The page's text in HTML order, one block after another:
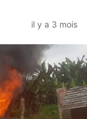
il y a 3 mois